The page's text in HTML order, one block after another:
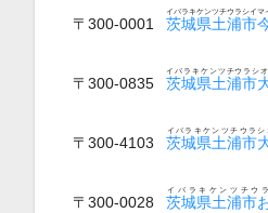
〒300-0001 茨城県土浦市
イバラキケンツチウラシイマ
〒300-0835 茨城県土浦市
イバラキケンツチウラシ
〒300-4103 茨城県土浦市
イバラキケンツチウラシ
〒300-0028 茨城県土浦市
イバラキケンツチウ